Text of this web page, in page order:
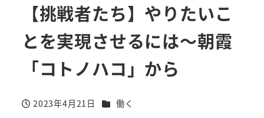
【挑戦者たち】やりたいこ
とを実現させるには～朝霞
「コトノハコ」から
投稿日
2023年4月21日 カテゴリー
働く